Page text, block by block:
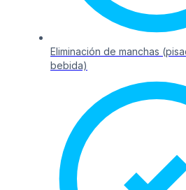
Eliminación de manchas
bebida)